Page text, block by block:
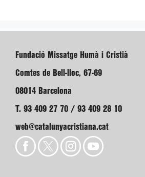
Fundació Missatge Humà i Cristià
Comtes de Bell-lloc, 67-69
08014 Barcelona
T. 93 409 27 70 / 93 409 28 10
web@catalunyacristiana.cat